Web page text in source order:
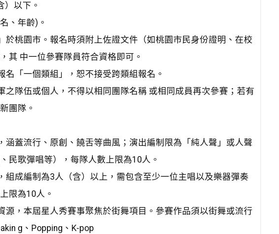
）以下。
、年齡)。
於桃園市。報名時須附上佐證文件（如桃園市民身份證明、在校
其 中一位參賽隊員符合資格即可。
「一個類組」，恕不接受跨類組報名。
之隊伍或個人，不得以相同團隊名稱 或相同成員再次參賽；若有
團隊。
涵蓋流行、原創、饒舌等曲風；演出編制限為「純人聲」或人聲
民歌彈唱等），每隊人數上限為10人。
組成編制為3人（含）以上，需包含至少一位主唱以及樂器彈奏
限為10人。
源，本屆星人秀賽事聚焦於街舞項目。參賽作品須以街舞或流行
g、Popping、K-pop